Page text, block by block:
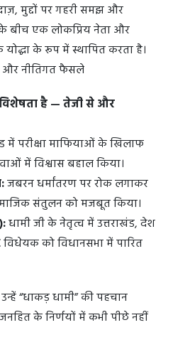
मुद्दों पर गहरी समझ और
बीच एक लोकप्रिय नेता और
के रूप में स्थापित करता है।
और नीतिगत फैसले
है — तेजी से और
में परीक्षा माफियाओं के खिलाफ
में विश्वास बहाल किया।
जबरन धर्मांतरण पर रोक लगाकर
संतुलन को मजबूत किया।
धामी जी के नेतृत्व में उत्तराखंड, देश
विधेयक को विधानसभा में पारित
“धाकड़ धामी” की पहचान
के निर्णयों में कभी पीछे नहीं